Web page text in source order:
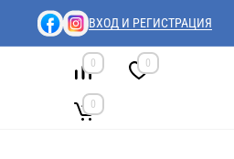
ВХОД И РЕГИСТРАЦИЯ
0 0
0